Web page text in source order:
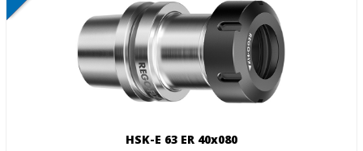
HSK-E 63 ER 40x080